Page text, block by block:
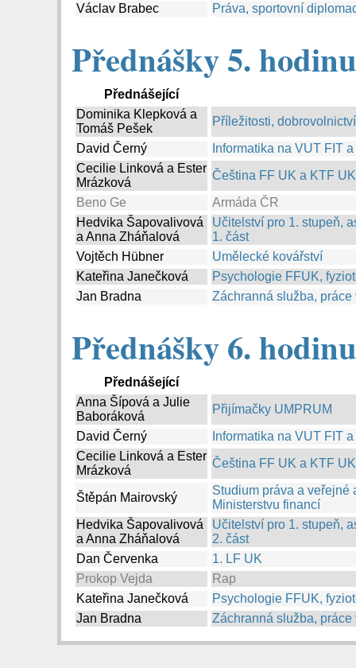
Václav Brabec
Práva, sportovní
Přednášky 5.
Přednášející
Dominika Klepková a
Tomáš Pešek
Příležitosti,
David Černý
Informatika na VUT FIT
Cecilie Linková a Ester
Mrázková
Čeština FF UK a KTF
Beno Ge
Armáda ČR
Hedvika Šapovalivová
a Anna Zháňalová
Učitelství pro 1. stupeň,
1. část
Vojtěch Hübner
Umělecké kovářství
Kateřina Janečková
Psychologie FFUK,
Jan Bradna
Záchranná služba,
Přednášky 6.
Přednášející
Anna Šípová a Julie
Baboráková
Přijímačky UMPRUM
David Černý
Informatika na VUT FIT
Cecilie Linková a Ester
Mrázková
Čeština FF UK a KTF
Štěpán Mairovský
Studium práva a veřejné
Ministerstvu financí
Hedvika Šapovalivová
a Anna Zháňalová
Učitelství pro 1. stupeň,
2. část
Dan Červenka
1. LF UK
Prokop Vejda
Rap
Kateřina Janečková
Psychologie FFUK,
Jan Bradna
Záchranná služba,